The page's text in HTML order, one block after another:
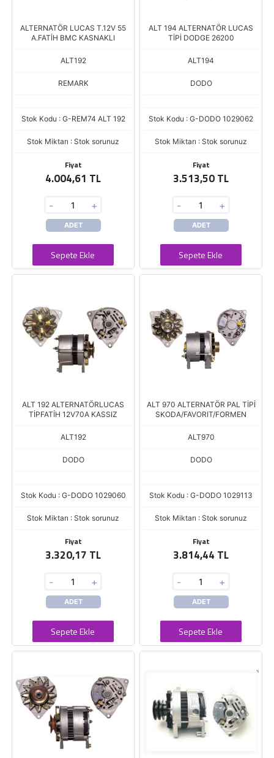
ALTERNATÖR LUCAS T.12V 55
A.FATİH BMC KASNAKLI
ALT192
REMARK
Stok Kodu : G-REM74 ALT 192
Stok Miktarı : Stok sorunuz
Fiyat
4.004,61 TL
- +
ADET
Sepete Ekle
ALT 194 ALTERNATÖR LUCAS
TİPİ DODGE 26200
ALT194
DODO
Stok Kodu : G-DODO 1029062
Stok Miktarı : Stok sorunuz
Fiyat
3.513,50 TL
- +
ADET
Sepete Ekle
ALT 192 ALTERNATÖRLUCAS
TİPFATİH 12V70A KASSIZ
ALT192
DODO
Stok Kodu : G-DODO 1029060
Stok Miktarı : Stok sorunuz
Fiyat
3.320,17 TL
- +
ADET
Sepete Ekle
ALT 970 ALTERNATÖR PAL TİPİ
SKODA/FAVORIT/FORMEN
ALT970
DODO
Stok Kodu : G-DODO 1029113
Stok Miktarı : Stok sorunuz
Fiyat
3.814,44 TL
- +
ADET
Sepete Ekle